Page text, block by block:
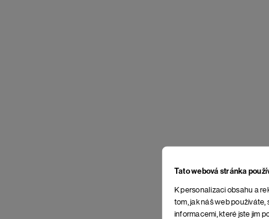
Tato webová stránka
K personalizaci obsahu a
tom, jak náš web
informacemi, které jste jim